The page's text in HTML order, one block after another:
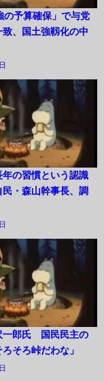
の予算確保」で与党
致、国土強靱化の中
年の習慣という認識
・森山幹事長、調
一郎氏 国民民主の
そろ峠だわな」